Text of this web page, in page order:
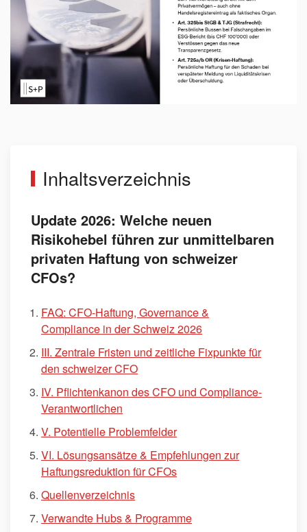
Inhaltsverzeichnis
Update 2026: Welche neuen
Risikohebel führen zur unmittelbaren
privaten Haftung von schweizer
CFOs?
FAQ: CFO-Haftung, Governance &
Compliance in der Schweiz 2026
III. Zentrale Fristen und zeitliche Fixpunkte für
den schweizer CFO
IV. Pflichtenkanon des CFO und Compliance-
Verantwortlichen
V. Potentielle Problemfelder
VI. Lösungsansätze & Empfehlungen zur
Haftungsreduktion für CFOs
Quellenverzeichnis
Verwandte Hubs & Programme